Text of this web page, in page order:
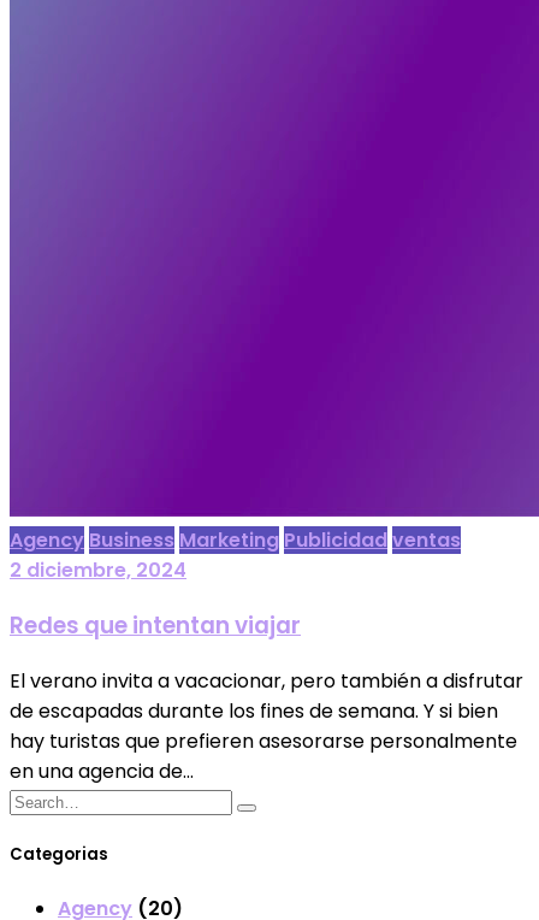
Agency Business Marketing Publicidadventas
2 diciembre, 2024
Redes que intentan viajar
El verano invita a vacacionar, pero también a disfrutar
de escapadas durante los fines de semana. Y si bien
hay turistas que prefieren asesorarse personalmente
en una agencia de...
Categorias
Agency (20)